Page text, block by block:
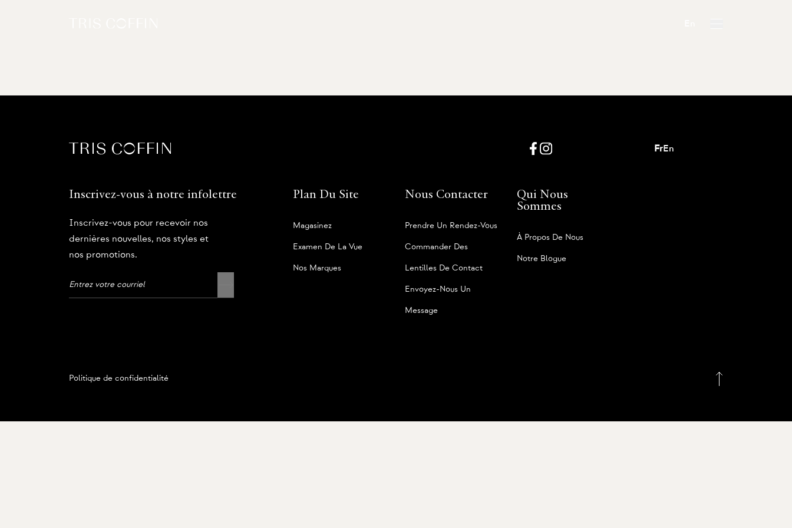
En
Fr
Inscrivez-vous à notre infolettre
Inscrivez-vous pour recevoir nos
dernières nouvelles, nos styles et
nos promotions.
Plan Du Site
Magasinez
Examen De La Vue
Nos Marques
Nous Contacter
Prendre Un Rendez-Vous
Commander Des
Lentilles De Contact
Envoyez-Nous Un
Message
Qui Nous
Sommes
À Propos De Nous
Notre Blogue
Politique de confidentialité